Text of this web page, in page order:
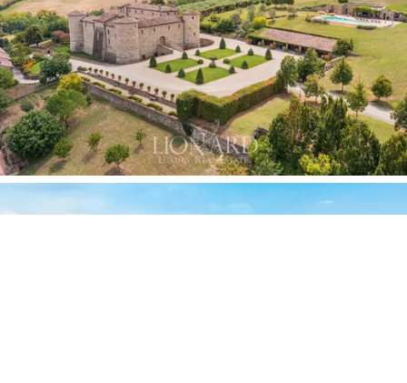
нескольким доверенным военачальникам. На
протяжении веков замок несколько раз менял
владельцев, пока во второй половине XIX века не
был передан Колледжу Мориги в Пьяченце.
Нынешняя архитектура сохраняет первоначальную
четырехугольную планировку, с зданиями,
расположенными вокруг большого внутреннего
двора и четырьмя угловыми башнями круглой